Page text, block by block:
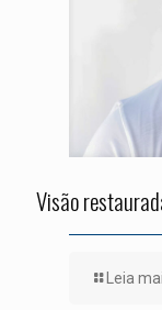
Visão
Leia